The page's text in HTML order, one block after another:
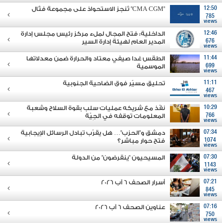
12:50
785
views
"CMA CGM" تُنجز الاستحواذ على مجموعة فتّال
12:46
676
views
الداخلية: فتح المجال لملء مركز رئيس مجلس إدارة
المدير العام لهيئة إدارة السير
11:44
699
views
الطقس غدا صيفي معتاد والحرارة ضمن معدلاتها
الموسمية
11:11
467
views
تحليق مسيّر فوق الضاحية الجنوبية
10:29
766
views
نفّذ مع شريكه عمليات سلب بقوة السلاح وشعبة
المعلومات توقفه في الجِيّة
07:34
1074
views
دمشق و"الحزب"… هل يقرّب تبادل الرسائل الإيجابية
فتح حوار مباشر؟
07:30
1143
views
المسيحيون "ينقرضون" من الدولة
07:21
845
views
أسرار الصحف 6 آب 2026
07:16
750
views
عناوين الصحف 6 آب 2026